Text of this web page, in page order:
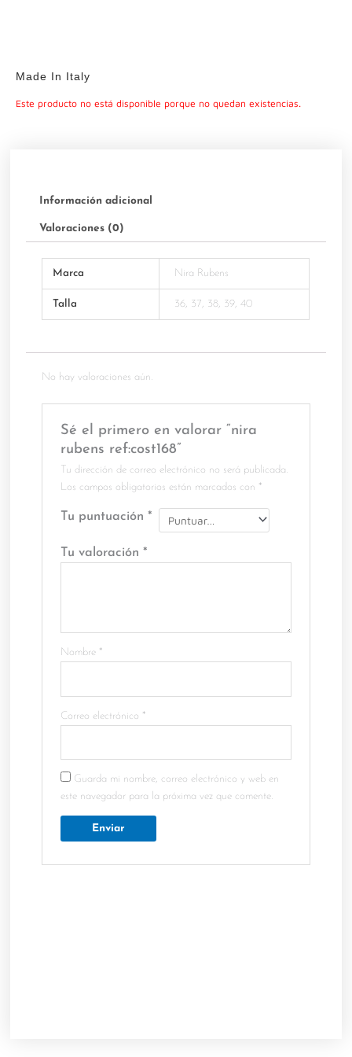
Made In Italy
Este producto no está disponible porque no quedan existencias.
Información adicional
Valoraciones (0)
Marca Nira Rubens
Talla 36, 37, 38, 39, 40
No hay valoraciones aún.
Sé el primero en valorar “nira
rubens ref:cost168”
Tu dirección de correo electrónico no será publicada.
Los campos obligatorios están marcados con *
Tu puntuación*
Tu valoración*
Nombre *
Correo electrónico *
Guarda mi nombre, correo electrónico y web en
este navegador para la próxima vez que comente.